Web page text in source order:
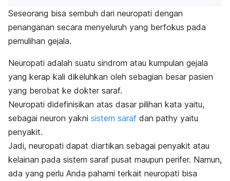
Seseorang bisa sembuh dari neuropati dengan
penanganan secara menyeluruh yang berfokus pada
pemulihan gejala.
Neuropati adalah suatu sindrom atau kumpulan gejala
yang kerap kali dikeluhkan oleh sebagian besar pasien
yang berobat ke dokter saraf.
Neuropati didefinisikan atas dasar pilihan kata yaitu,
sebagai neuron yakni sistem saraf dan pathy yaitu
penyakit.
Jadi, neuropati dapat diartikan sebagai penyakit atau
kelainan pada sistem saraf pusat maupun perifer. Namun,
ada yang perlu Anda pahami terkait neuropati bisa